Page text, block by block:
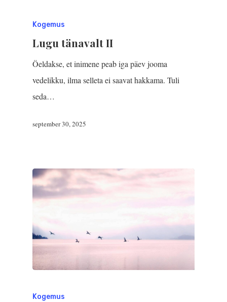
Kogemus
Lugu tänavalt II
Öeldakse, et inimene peab iga päev jooma
vedelikku, ilma selleta ei saavat hakkama. Tuli
seda…
september 30, 2025
Kogemus